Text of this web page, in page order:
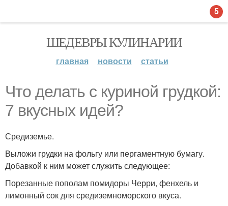
ШЕДЕВРЫ КУЛИНАРИИ
главная новости статьи
Что делать с куриной грудкой:
7 вкусных идей?
Средиземье.
Выложи грудки на фольгу или пергаментную бумагу.
Добавкой к ним может служить следующее:
Порезанные пополам помидоры Черри, фенхель и
лимонный сок для средиземноморского вкуса.
5